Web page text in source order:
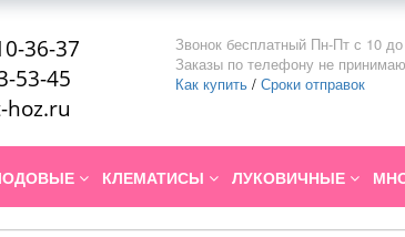
36-37
53-45
hoz.ru
Звонок бесплатный Пн-Пт с 10
Заказы по телефону не
Как купить / Сроки отправок
КЛЕМАТИСЫ ЛУКОВИЧНЫЕ